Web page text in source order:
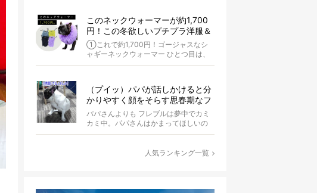
このネックウォーマーが約1,700
円！この冬欲しいプチプラ洋服＆
アイテム【4選】
①これで約1,700円！ゴージャスなシ
ャギーネックウォーマー ひとつ目は、
シャギー生地を使用したネックウォー
（プイッ）パパが話しかけると分
かりやすく顔をそらす思春期なフ
レブル【動画】
パパさんよりも フレブルは夢中でカミ
カミ中。パパさんはかまってほしいの
か、フレブルのお尻を触っています。
人気ランキング一覧